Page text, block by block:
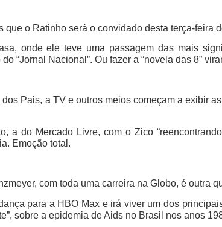
que o Ratinho será o convidado desta terça-feira
onde ele teve uma passagem das mais
“Jornal Nacional”. Ou fazer a “novela das 8”
Pais, a TV e outros meios começam a exibir
a do Mercado Livre, com o Zico
Emoção total.
com toda uma carreira na Globo, é outra
para a HBO Max e irá viver um dos
sobre a epidemia de Aids no Brasil nos anos